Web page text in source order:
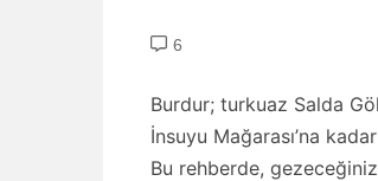
6
Burdur; turkuaz Salda
İnsuyu Mağarası’na
Bu rehberde,